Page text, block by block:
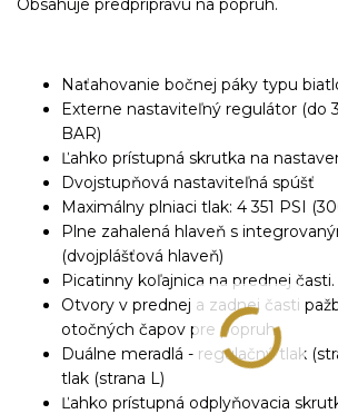
Obsahuje predprípravu na popruh.
Naťahovanie bočnej páky typu
Externe nastaviteľný regulátor (do
BAR)
Ľahko prístupná skrutka na
Dvojstupňová nastaviteľná spúšť
Maximálny plniaci tlak: 4 351 PSI
Plne zahalená hlaveň s
(dvojplášťová hlaveň)
Picatinny koľajnica na prednej časti.
Otvory v prednej a zadnej časti
otočných čapov pre popruh
Duálne meradlá - regulačný tlak
tlak (strana L)
Ľahko prístupná odplyňovacia